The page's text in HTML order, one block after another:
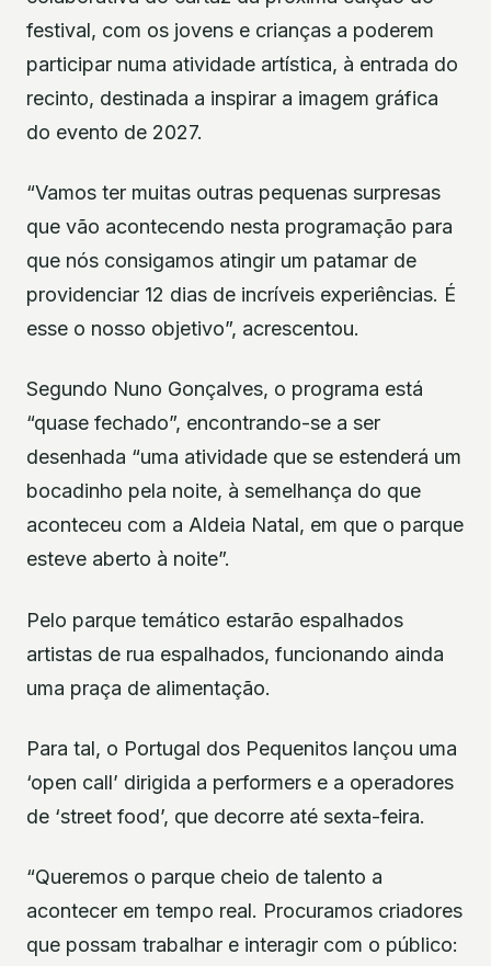
festival, com os jovens e crianças a poderem
participar numa atividade artística, à entrada do
recinto, destinada a inspirar a imagem gráfica
do evento de 2027.
“Vamos ter muitas outras pequenas surpresas
que vão acontecendo nesta programação para
que nós consigamos atingir um patamar de
providenciar 12 dias de incríveis experiências. É
esse o nosso objetivo”, acrescentou.
Segundo Nuno Gonçalves, o programa está
“quase fechado”, encontrando-se a ser
desenhada “uma atividade que se estenderá um
bocadinho pela noite, à semelhança do que
aconteceu com a Aldeia Natal, em que o parque
esteve aberto à noite”.
Pelo parque temático estarão espalhados
artistas de rua espalhados, funcionando ainda
uma praça de alimentação.
Para tal, o Portugal dos Pequenitos lançou uma
‘open call’ dirigida a performers e a operadores
de ‘street food’, que decorre até sexta-feira.
“Queremos o parque cheio de talento a
acontecer em tempo real. Procuramos criadores
que possam trabalhar e interagir com o público: